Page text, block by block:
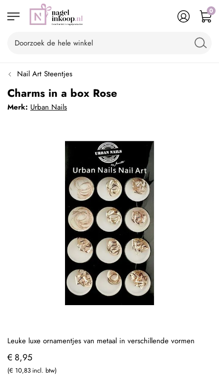
0
Nail Art Steentjes
Charms in a box Rose
Merk: Urban Nails
€ 8,95
€ 10,83
Leuke luxe ornamentjes van metaal in verschillende vormen